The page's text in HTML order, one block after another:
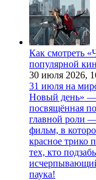
Как смотреть
популярной
30 июля 2026,
31 июля на
Новый день» —
посвящённая
главной роли
фильм, в
красное трико
тех, кто
паука!